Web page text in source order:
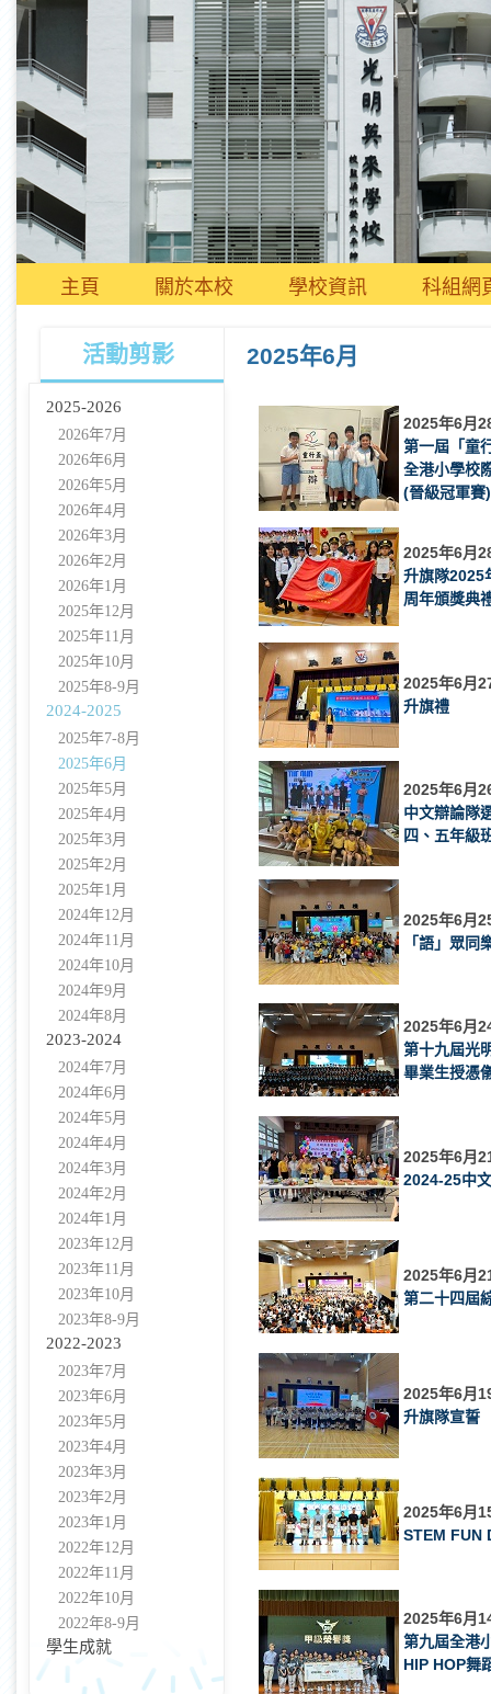
主頁 關於本校 學校資訊 科組網
活動剪影 2025年6月
2025-2026
2026年7月
2026年6月
2026年5月
2026年4月
2026年3月
2026年2月
2026年1月
2025年12月
2025年11月
2025年10月
2025年8-9月
2024-2025
2025年7-8月
2025年6月
2025年5月
2025年4月
2025年3月
2025年2月
2025年1月
2024年12月
2024年11月
2024年10月
2024年9月
2024年8月
2023-2024
2024年7月
2024年6月
2024年5月
2024年4月
2024年3月
2024年2月
2024年1月
2023年12月
2023年11月
2023年10月
2023年8-9月
2022-2023
2023年7月
2023年6月
2023年5月
2023年4月
2023年3月
2023年2月
2023年1月
2022年12月
2022年11月
2022年10月
2022年8-9月
學生成就
2025年6月
第一屆「童
全港小學校
(晉級冠軍賽)
2025年6月
升旗隊2025
周年頒獎典
2025年6月
升旗禮
2025年6月
中文辯論隊
四、五年級
2025年6月
「語」眾同
2025年6月
第十九屆光
畢業生授憑
2025年6月
2024-25中
2025年6月
第二十四屆
2025年6月
升旗隊宣誓
2025年6月
STEM FUN
2025年6月
第九屆全港
HIP HOP舞